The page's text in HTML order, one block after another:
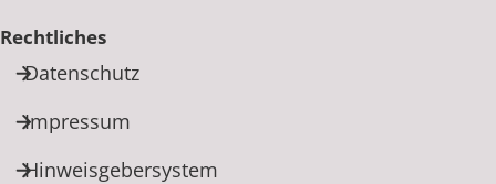
Rechtliches
Datenschutz
Impressum
Hinweisgebersystem